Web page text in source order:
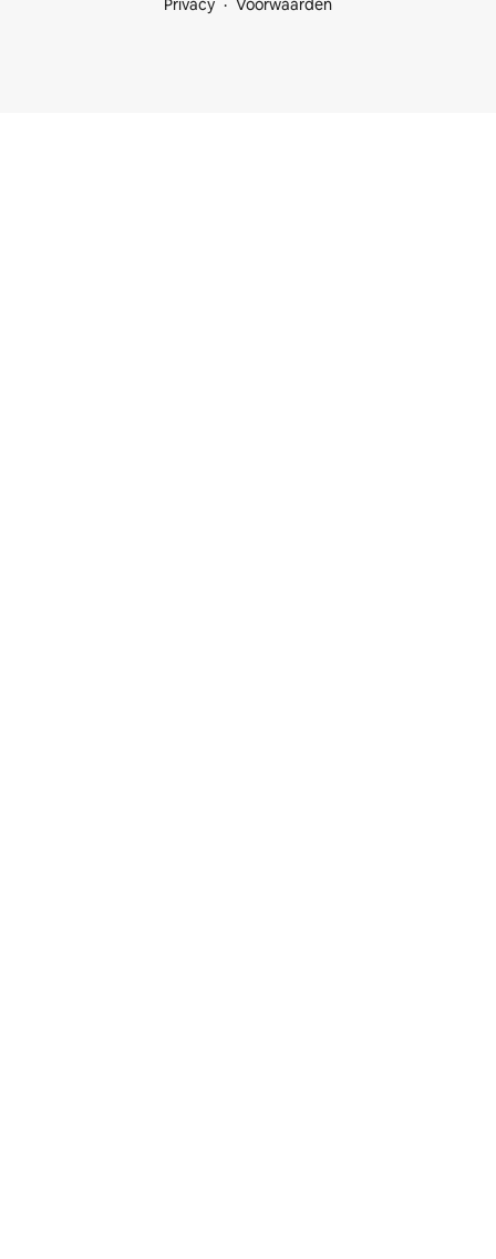
Privacy Voorwaarden